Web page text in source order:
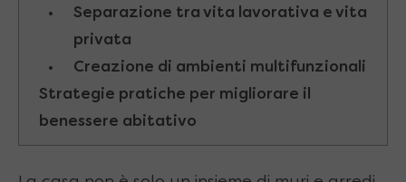
Separazione tra vita lavorativa e vita
privata
Creazione di ambienti multifunzionali
Strategie pratiche per migliorare il
benessere abitativo